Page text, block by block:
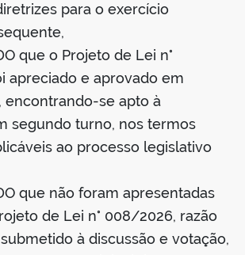
para o exercício
que o Projeto de Lei n°
apreciado e aprovado em
encontrando-se apto à
segundo turno, nos termos
ao processo legislativo
que não foram apresentadas
de Lei n° 008/2026, razão
à discussão e votação,